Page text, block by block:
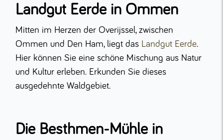
Landgut Eerde in Ommen
Mitten im Herzen der Overijssel, zwischen
Ommen und Den Ham, liegt das Landgut Eerde.
Hier können Sie eine schöne Mischung aus Natur
und Kultur erleben. Erkunden Sie dieses
ausgedehnte Waldgebiet.
Die Besthmen-Mühle in